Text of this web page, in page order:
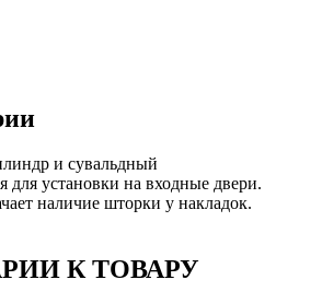
и сувальдный
установки на входные двери.
наличие шторки у накладок.
К ТОВАРУ